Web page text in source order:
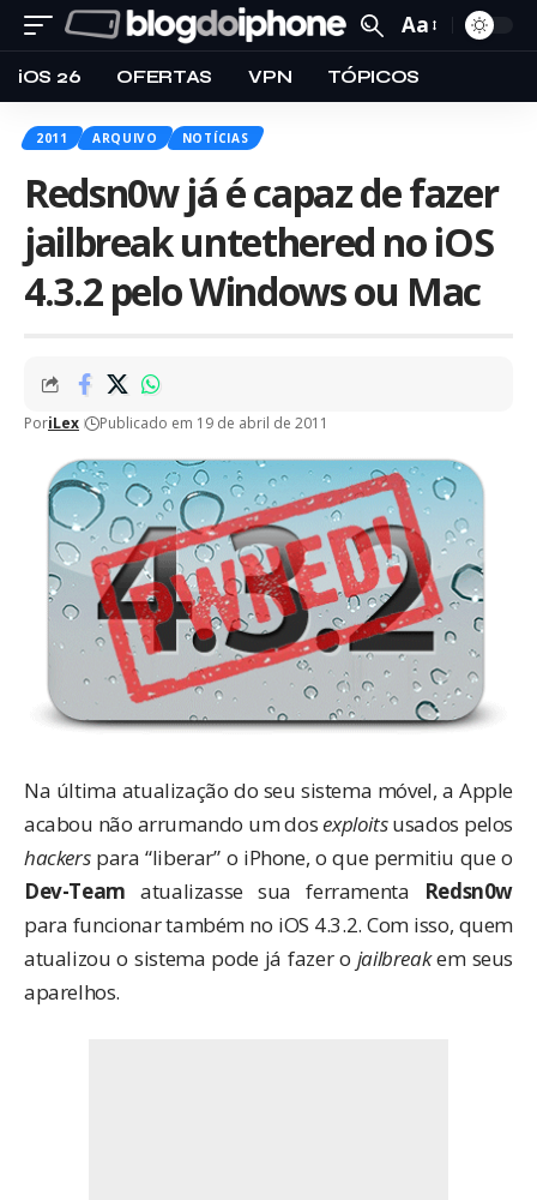
Aa
iOS 26 OFERTAS VPN TÓPICOS
2011 ARQUIVO NOTÍCIAS
Redsn0w já é capaz de fazer
jailbreak untethered no iOS
4.3.2 pelo Windows ou Mac
PoriLex Publicado em 19 de abril de 2011
Na última atualização do seu sistema móvel, a Apple
acabou não arrumando um dosexploitsusados pelos
hackerspara “liberar” o iPhone, o que permitiu que o
Dev-Team atualizasse sua ferramenta Redsn0w
para funcionar também no iOS 4.3.2. Com isso, quem
atualizou o sistema pode já fazer o jailbreakem seus
aparelhos.